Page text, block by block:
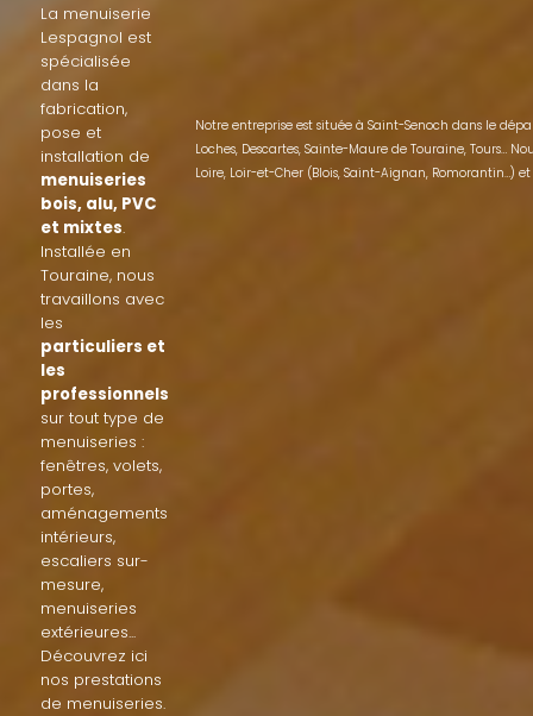
La menuiserie
Lespagnol est
spécialisée
dans la
fabrication,
pose et
installation de
menuiseries
bois, alu, PVC
et mixtes.
Installée en
Touraine, nous
travaillons avec
les
particuliers et
les
professionnels
sur tout type de
menuiseries :
fenêtres, volets,
portes,
aménagements
intérieurs,
escaliers sur-
mesure,
menuiseries
extérieures...
Découvrez ici
nos prestations
de menuiseries.
Notre entreprise est située à Saint-Senoch dans le
Loches, Descartes, Sainte-Maure de Touraine, Tours…
Loire, Loir-et-Cher (Blois, Saint-Aignan, Romorantin…) et